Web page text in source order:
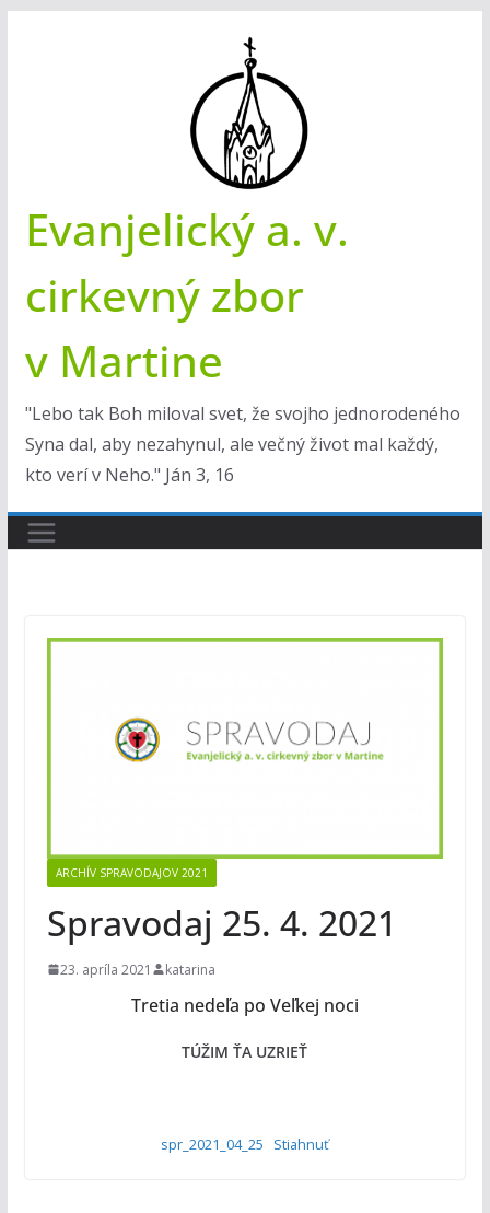
Evanjelický a. v.
cirkevný zbor
v Martine
"Lebo tak Boh miloval svet, že svojho jednorodeného
Syna dal, aby nezahynul, ale večný život mal každý,
kto verí v Neho." Ján 3, 16
ARCHÍV SPRAVODAJOV 2021
Spravodaj 25. 4. 2021
23. apríla 2021 katarina
Tretia nedeľa po Veľkej noci
TÚŽIM ŤA UZRIEŤ
spr_2021_04_25 Stiahnuť